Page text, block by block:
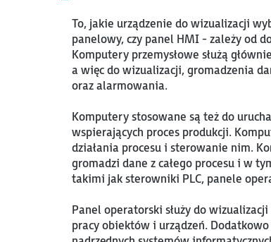
To, jakie urządzenie do wizualizacji
panelowy, czy panel HMI - zależy od
Komputery przemysłowe służą
a więc do wizualizacji, gromadzenia
oraz alarmowania.
Komputery stosowane są też do
wspierających proces produkcji.
działania procesu i sterowanie nim.
gromadzi dane z całego procesu i w
takimi jak sterowniki PLC, panele
Panel operatorski służy do
pracy obiektów i urządzeń.